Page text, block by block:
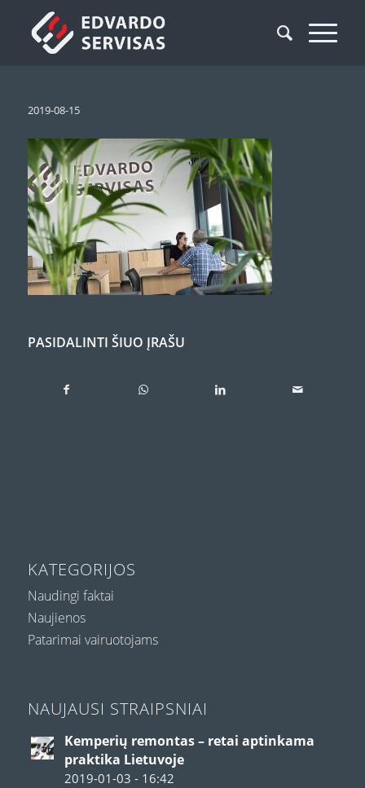
2019-08-15
PASIDALINTI ŠIUO ĮRAŠU
KATEGORIJOS
Naudingi faktai
Naujienos
Patarimai vairuotojams
NAUJAUSI STRAIPSNIAI
Kemperių remontas – retai aptinkama
praktika Lietuvoje
2019-01-03 - 16:42